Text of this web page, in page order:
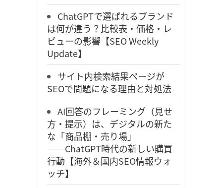
ChatGPTで選ばれるブランド
は何が違う？比較表・価格・レ
ビューの影響【SEO Weekly
Update】
サイト内検索結果ページが
SEOで問題になる理由と対処法
AI回答のフレーミング（見せ
方・提示）は、デジタルの新た
な「商品棚・売り場」
――ChatGPT時代の新しい購買
行動【海外＆国内SEO情報ウォ
ッチ】